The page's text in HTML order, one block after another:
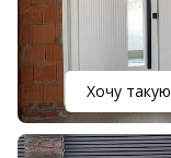
Хочу такую